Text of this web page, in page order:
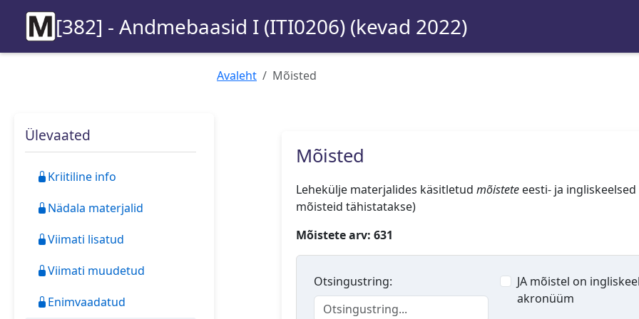
[382] - Andmebaasid I (ITI0206) (kevad 2022)
Avaleht Mõisted
Ülevaated
Kriitiline info
Nädala materjalid
Viimati lisatud
Viimati muudetud
Enimvaadatud
Mõisted
Lehekülje materjalides käsitletud mõisteteeesti- ja ingliskeelsed
mõisteid tähistatakse)
Mõistete arv: 631
Otsingustring:
JA mõistel on
akronüüm